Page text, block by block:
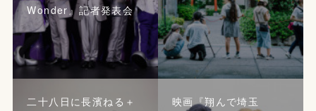
Wonder』記者発表会
二十八日に長濱ねる＋
映画『翔んで埼玉